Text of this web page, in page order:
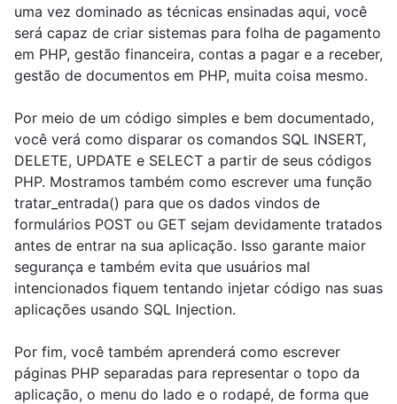
uma vez dominado as técnicas ensinadas aqui, você
será capaz de criar sistemas para folha de pagamento
em PHP, gestão financeira, contas a pagar e a receber,
gestão de documentos em PHP, muita coisa mesmo.
Por meio de um código simples e bem documentado,
você verá como disparar os comandos SQL INSERT,
DELETE, UPDATE e SELECT a partir de seus códigos
PHP. Mostramos também como escrever uma função
tratar_entrada() para que os dados vindos de
formulários POST ou GET sejam devidamente tratados
antes de entrar na sua aplicação. Isso garante maior
segurança e também evita que usuários mal
intencionados fiquem tentando injetar código nas suas
aplicações usando SQL Injection.
Por fim, você também aprenderá como escrever
páginas PHP separadas para representar o topo da
aplicação, o menu do lado e o rodapé, de forma que